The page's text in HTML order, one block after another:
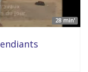
28 min'